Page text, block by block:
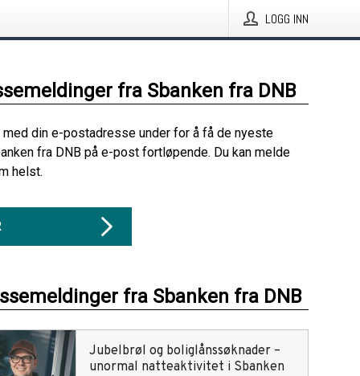
LOGG INN
fra Sbanken fra DNB
din e-postadresse under for å få de nyeste
fra DNB på e-post fortløpende. Du kan melde
helst.
fra Sbanken fra DNB
Jubelbrøl og boliglånssøknader –
unormal natteaktivitet i Sbanken